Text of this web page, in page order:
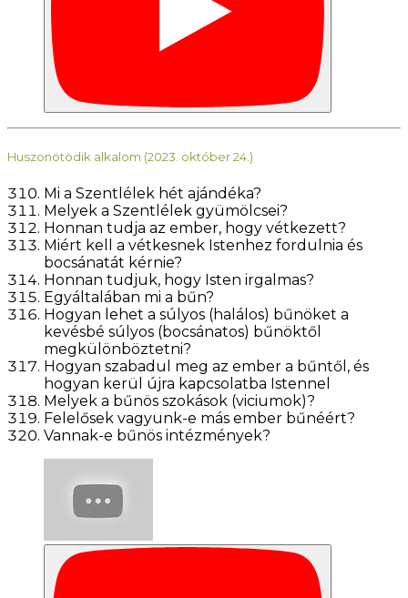
Huszonötödik alkalom (2023. október 24.)
Mi a Szentlélek hét ajándéka?
Melyek a Szentlélek gyümölcsei?
Honnan tudja az ember, hogy vétkezett?
Miért kell a vétkesnek Istenhez fordulnia és
bocsánatát kérnie?
Honnan tudjuk, hogy Isten irgalmas?
Egyáltalában mi a bűn?
Hogyan lehet a súlyos (halálos) bűnöket a
kevésbé súlyos (bocsánatos) bűnöktől
megkülönböztetni?
Hogyan szabadul meg az ember a bűntől, és
hogyan kerül újra kapcsolatba Istennel
Melyek a bűnös szokások (viciumok)?
Felelősek vagyunk-e más ember bűnéért?
Vannak-e bűnös intézmények?